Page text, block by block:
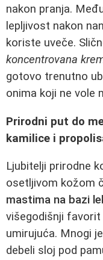
nakon pranja.
lepljivost nakon
koriste uveče.
koncentrovana
gotovo trenutno
onima koji ne vole
Prirodni put do
kamilice i
Ljubitelji prirodne
osetljivom kožom
mastima na bazi
višegodišnji favorit
umirujuća. Mnogi
debeli sloj pod